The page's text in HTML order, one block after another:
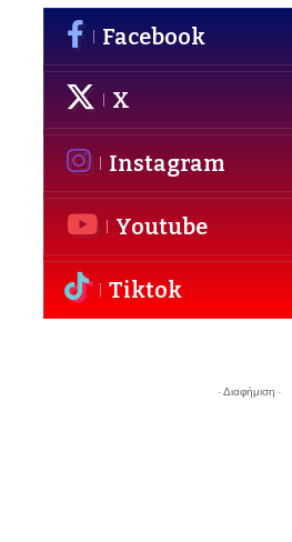
Facebook
X
Instagram
Youtube
Tiktok
- Διαφήμιση -